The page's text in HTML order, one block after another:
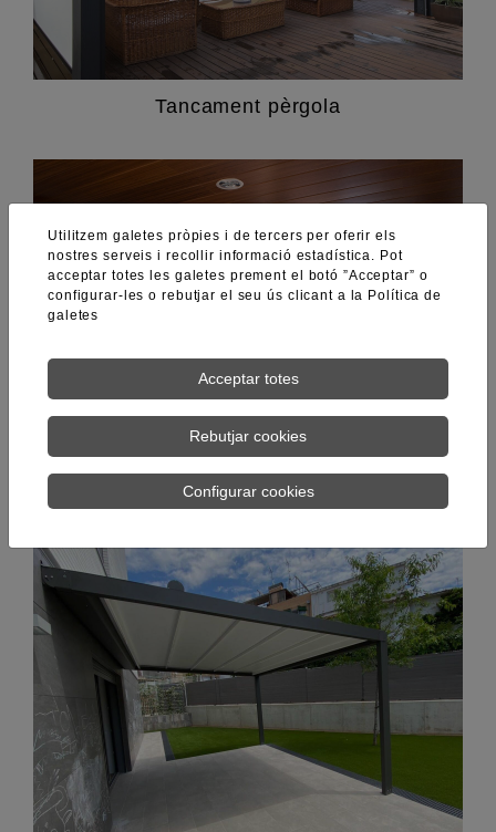
Tancament pèrgola
Utilitzem galetes pròpies i de tercers per oferir els
nostres serveis i recollir informació estadística. Pot
acceptar totes les galetes prement el botó ”Acceptar” o
configurar-les o rebutjar el seu ús clicant a la Política de
galetes
Acceptar totes
Rebutjar cookies
Configurar cookies